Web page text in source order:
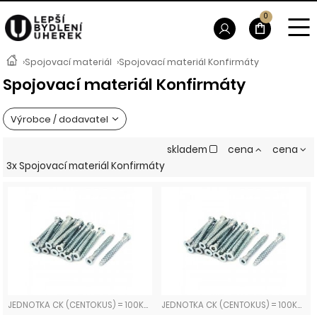
›Spojovací materiál ›Spojovací materiál Konfirmáty
Spojovací materiál Konfirmáty
Výrobce / dodavatel
skladem cena
cena
3x Spojovací materiál Konfirmáty
JEDNOTKA CK (CENTOKUS) = 100KS KONFIRMÁTY JEDNOTKA CK (CENTOKUS) = 100KS KONFIRMÁTY
0